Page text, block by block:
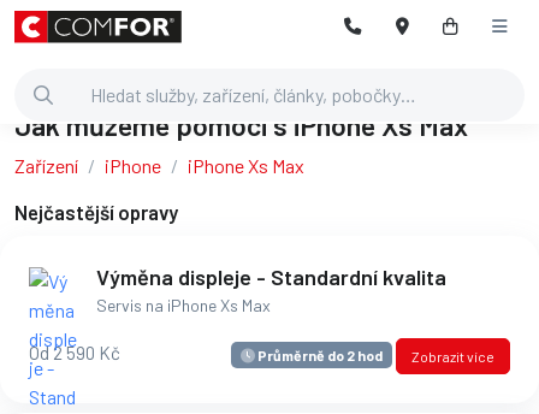
Jak můžeme pomoci s iPhone Xs Max
Zařízení iPhone iPhone Xs Max
Nejčastější opravy
Výměna displeje - Standardní kvalita
Servis na iPhone Xs Max
Od 2 590 Kč Průměrně do 2 hod Zobrazit více